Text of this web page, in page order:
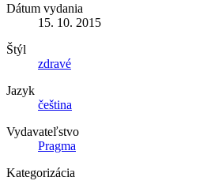
Dátum vydania
15. 10. 2015
Štýl
zdravé
Jazyk
čeština
Vydavateľstvo
Pragma
Kategorizácia